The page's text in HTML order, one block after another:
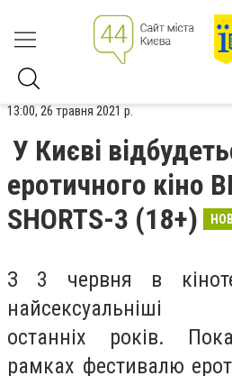
13:00, 26 травня 2021 р.
У Києві
еротичного кіно
SHORTS-3 (18+)
З 3 червня в
найсексуальніші
останніх років.
рамках фестивалю